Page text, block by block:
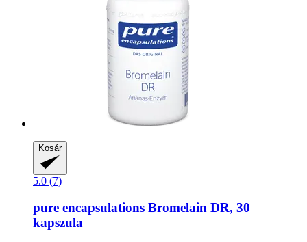
Kosár
5.0 (7)
pure encapsulations Bromelain DR, 30
kapszula